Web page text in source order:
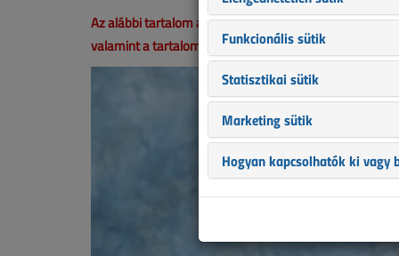
Az alábbi tartalom archív, 6 éve frissült utoljára. A
valamint a tartalom helyenként hiányos lehet (képek,
Funkcionális sütik
Statisztikai sütik
Marketing sütik
Hogyan kapcsolhatók ki vagy